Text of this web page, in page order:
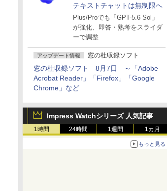
テキストチャットは無制限へ
Plus/Proでも「GPT-5.6 Sol」
が強化、即答・熟考をスライダ
ーで調整
アップデート情報 窓の杜収録ソフト
窓の杜収録ソフト 8月7日 ～「Adobe
Acrobat Reader」「Firefox」「Google
Chrome」など
Impress Watchシリーズ 人気記事
1時間 24時間 1週間 1カ月
もっと見る